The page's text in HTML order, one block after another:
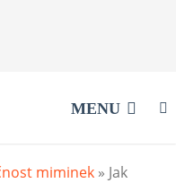
MENU
miminek» Jak